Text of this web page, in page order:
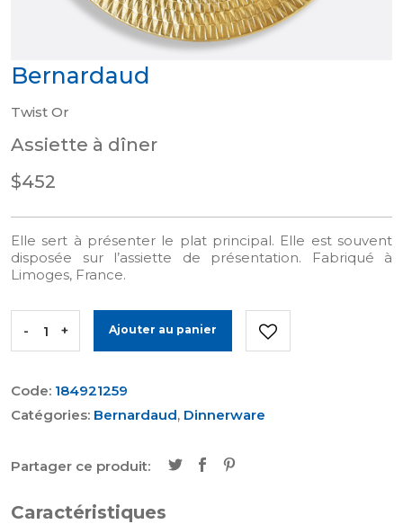
Bernardaud
Twist Or
Assiette à dîner
$452
Elle sert à présenter le plat principal. Elle est souvent
disposée sur l’assiette de présentation. Fabriqué à
Limoges, France.
- + Ajouter au panier
Code: 184921259
Catégories: Bernardaud, Dinnerware
Partager ce produit:
Caractéristiques